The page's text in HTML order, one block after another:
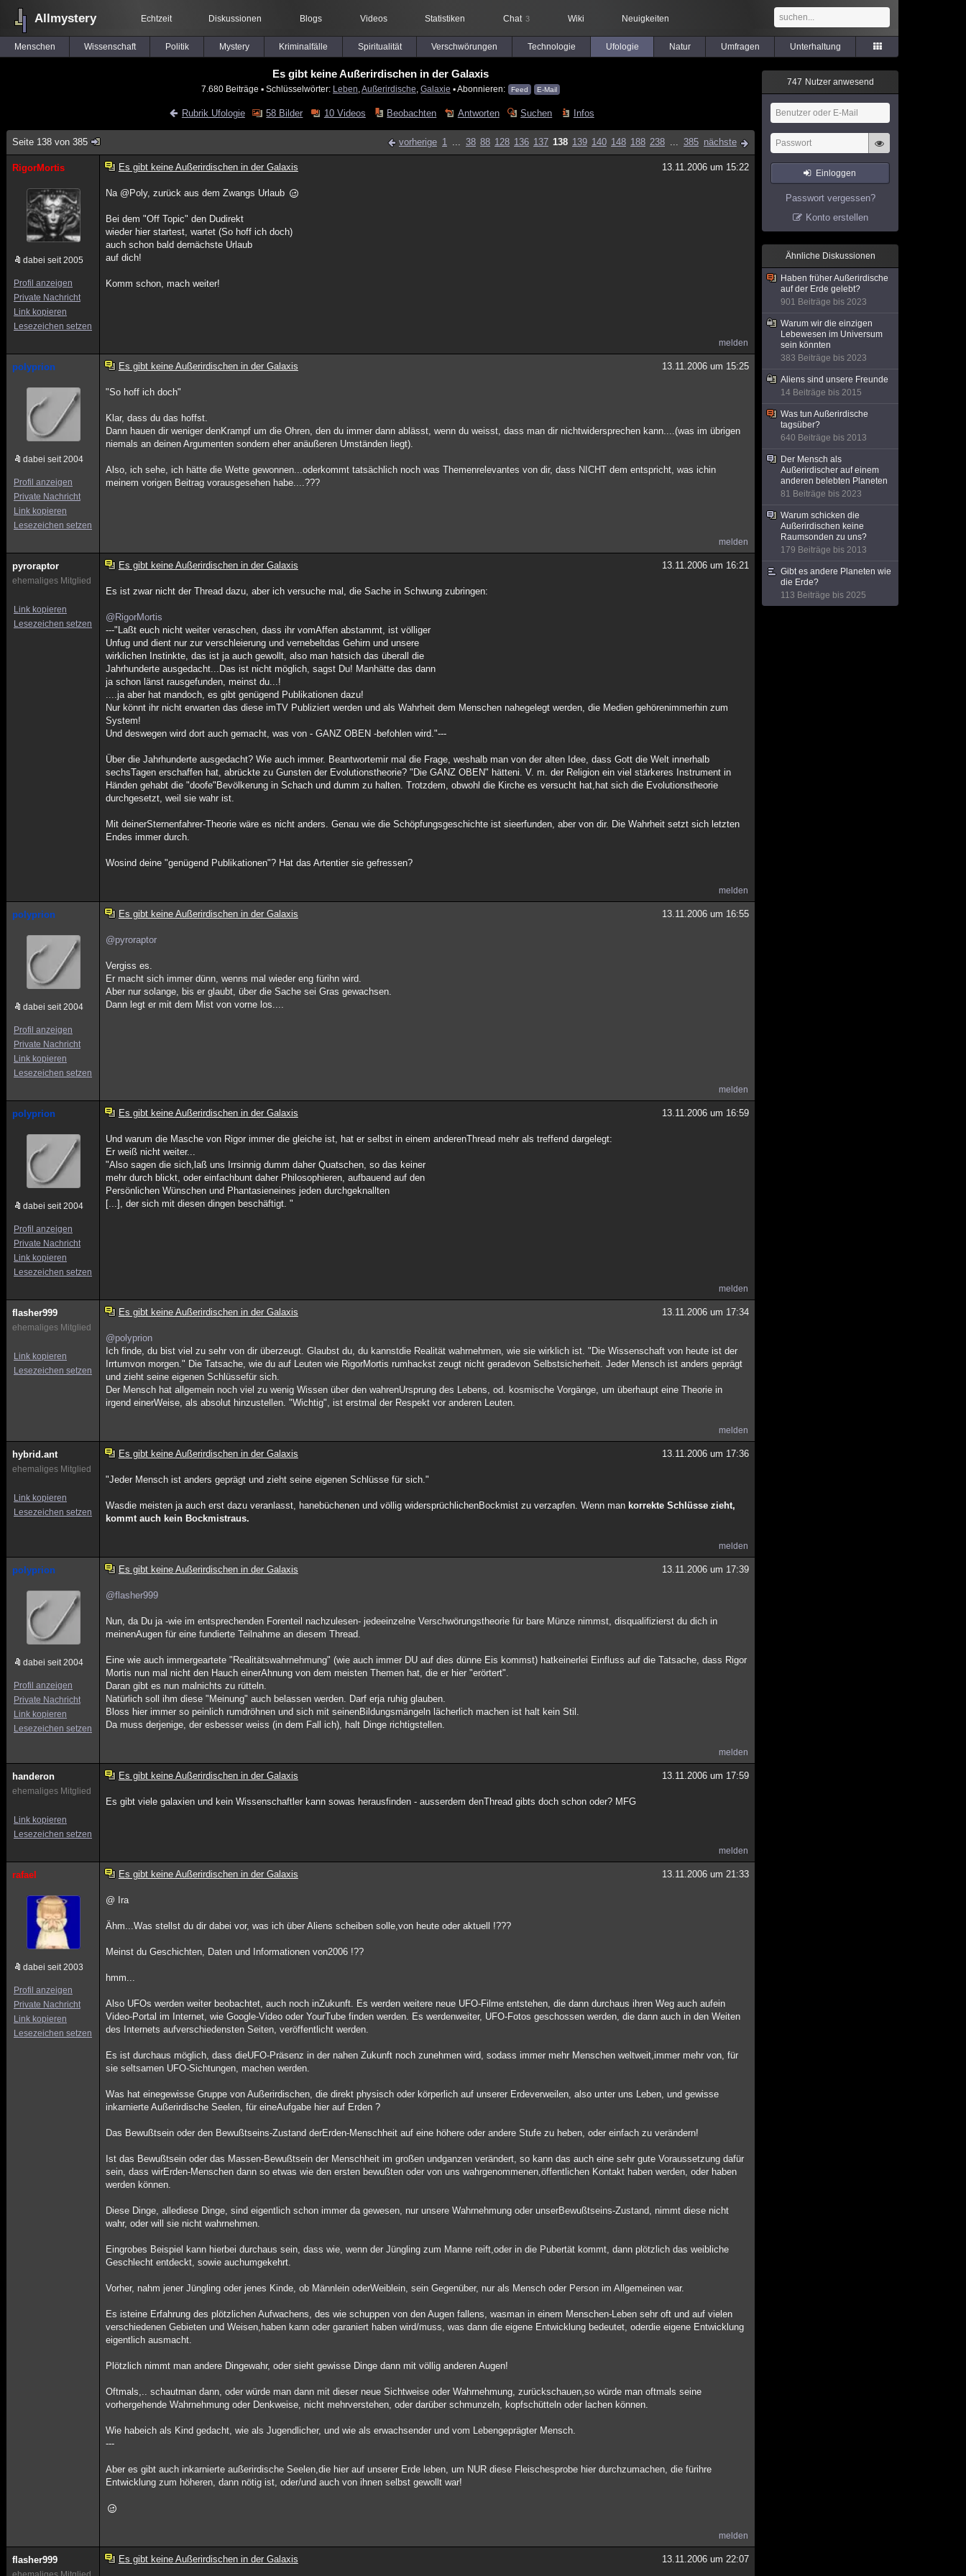
Allmystery Echtzeit Diskussionen Blogs Videos Statistiken Chat 3 Wiki Neuigkeiten
Menschen Wissenschaft Politik Mystery Kriminalfälle Spiritualität Verschwörungen Technologie Ufologie Natur Umfragen Unterhaltung
Es gibt keine Außerirdischen in der Galaxis
7.680 Beiträge ▪ Schlüsselwörter: Leben Außerirdische Galaxie ▪ Abonnieren: Feed E-Mail
Rubrik Ufologie 58 Bilder 10 Videos Beobachten Antworten Suchen Infos
Seite 138 von 385 vorherige 1 ... 38 88 128 136 137 138 139 140 148 188 238 ... 385 nächste
RigorMortis
dabei seit 2005
Profil anzeigen
Private Nachricht
Link kopieren
Lesezeichen setzen
Es gibt keine Außerirdischen in der Galaxis 13.11.2006 um 15:22
Na @Poly, zurück aus dem Zwangs Urlaub
Bei dem "Off Topic" den Dudirekt
wieder hier startest, wartet (So hoff ich doch)
auch schon bald dernächste Urlaub
auf dich!
Komm schon, mach weiter!
melden
polyprion
dabei seit 2004
Profil anzeigen
Private Nachricht
Link kopieren
Lesezeichen setzen
Es gibt keine Außerirdischen in der Galaxis 13.11.2006 um 15:25
"So hoff ich doch"
Klar, dass du das hoffst.
Dann hauen dir weniger denKrampf um die Ohren, den du immer dann ablässt, wenn du weisst, dass man dir nichtwidersprechen kann....(was im übrigen
niemals an deinen Argumenten sondern eher anäußeren Umständen liegt).
Also, ich sehe, ich hätte die Wette gewonnen...oderkommt tatsächlich noch was Themenrelevantes von dir, dass NICHT dem entspricht, was ichin
meinem vorigen Beitrag vorausgesehen habe....???
melden
pyroraptor
ehemaliges Mitglied
Link kopieren
Lesezeichen setzen
Es gibt keine Außerirdischen in der Galaxis 13.11.2006 um 16:21
Es ist zwar nicht der Thread dazu, aber ich versuche mal, die Sache in Schwung zubringen:
@RigorMortis
---"Laßt euch nicht weiter veraschen, dass ihr vomAffen abstammt, ist völliger
Unfug und dient nur zur verschleierung und vernebeltdas Gehirn und unsere
wirklichen Instinkte, das ist ja auch gewollt, also man hatsich das überall die
Jahrhunderte ausgedacht...Das ist nicht möglich, sagst Du! Manhätte das dann
ja schon länst rausgefunden, meinst du...!
....ja aber hat mandoch, es gibt genügend Publikationen dazu!
Nur könnt ihr nicht erwarten das diese imTV Publiziert werden und als Wahrheit dem Menschen nahegelegt werden, die Medien gehörenimmerhin zum
System!
Und deswegen wird dort auch gemacht, was von - GANZ OBEN -befohlen wird."---
Über die Jahrhunderte ausgedacht? Wie auch immer. Beantwortemir mal die Frage, weshalb man von der alten Idee, dass Gott die Welt innerhalb
sechsTagen erschaffen hat, abrückte zu Gunsten der Evolutionstheorie? "Die GANZ OBEN" hätteni. V. m. der Religion ein viel stärkeres Instrument in
Händen gehabt die "doofe"Bevölkerung in Schach und dumm zu halten. Trotzdem, obwohl die Kirche es versucht hat,hat sich die Evolutionstheorie
durchgesetzt, weil sie wahr ist.
Mit deinerSternenfahrer-Theorie wäre es nicht anders. Genau wie die Schöpfungsgeschichte ist sieerfunden, aber von dir. Die Wahrheit setzt sich letzten
Endes immer durch.
Wosind deine "genügend Publikationen"? Hat das Artentier sie gefressen?
melden
polyprion
dabei seit 2004
Profil anzeigen
Private Nachricht
Link kopieren
Lesezeichen setzen
Es gibt keine Außerirdischen in der Galaxis 13.11.2006 um 16:55
@pyroraptor
Vergiss es.
Er macht sich immer dünn, wenns mal wieder eng fürihn wird.
Aber nur solange, bis er glaubt, über die Sache sei Gras gewachsen.
Dann legt er mit dem Mist von vorne los....
melden
polyprion
dabei seit 2004
Profil anzeigen
Private Nachricht
Link kopieren
Lesezeichen setzen
Es gibt keine Außerirdischen in der Galaxis 13.11.2006 um 16:59
Und warum die Masche von Rigor immer die gleiche ist, hat er selbst in einem anderenThread mehr als treffend dargelegt:
Er weiß nicht weiter...
"Also sagen die sich,laß uns Irrsinnig dumm daher Quatschen, so das keiner
mehr durch blickt, oder einfachbunt daher Philosophieren, aufbauend auf den
Persönlichen Wünschen und Phantasieneines jeden durchgeknallten
[...], der sich mit diesen dingen beschäftigt. "
melden
flasher999
ehemaliges Mitglied
Link kopieren
Lesezeichen setzen
Es gibt keine Außerirdischen in der Galaxis 13.11.2006 um 17:34
@polyprion
Ich finde, du bist viel zu sehr von dir überzeugt. Glaubst du, du kannstdie Realität wahrnehmen, wie sie wirklich ist. "Die Wissenschaft von heute ist der
Irrtumvon morgen." Die Tatsache, wie du auf Leuten wie RigorMortis rumhackst zeugt nicht geradevon Selbstsicherheit. Jeder Mensch ist anders geprägt
und zieht seine eigenen Schlüssefür sich.
Der Mensch hat allgemein noch viel zu wenig Wissen über den wahrenUrsprung des Lebens, od. kosmische Vorgänge, um überhaupt eine Theorie in
irgend einerWeise, als absolut hinzustellen. "Wichtig", ist erstmal der Respekt vor anderen Leuten.
melden
hybrid.ant
ehemaliges Mitglied
Link kopieren
Lesezeichen setzen
Es gibt keine Außerirdischen in der Galaxis 13.11.2006 um 17:36
"Jeder Mensch ist anders geprägt und zieht seine eigenen Schlüsse für sich."
Wasdie meisten ja auch erst dazu veranlasst, hanebüchenen und völlig widersprüchlichenBockmist zu verzapfen. Wenn man korrekte Schlüsse zieht,
kommt auch kein Bockmistraus.
melden
polyprion
dabei seit 2004
Profil anzeigen
Private Nachricht
Link kopieren
Lesezeichen setzen
Es gibt keine Außerirdischen in der Galaxis 13.11.2006 um 17:39
@flasher999
Nun, da Du ja -wie im entsprechenden Forenteil nachzulesen- jedeeinzelne Verschwörungstheorie für bare Münze nimmst, disqualifizierst du dich in
meinenAugen für eine fundierte Teilnahme an diesem Thread.
Eine wie auch immergeartete "Realitätswahrnehmung" (wie auch immer DU auf dies dünne Eis kommst) hatkeinerlei Einfluss auf die Tatsache, dass Rigor
Mortis nun mal nicht den Hauch einerAhnung von dem meisten Themen hat, die er hier "erörtert".
Daran gibt es nun malnichts zu rütteln.
Natürlich soll ihm diese "Meinung" auch belassen werden. Darf erja ruhig glauben.
Bloss hier immer so peinlich rumdröhnen und sich mit seinenBildungsmängeln lächerlich machen ist halt kein Stil.
Da muss derjenige, der esbesser weiss (in dem Fall ich), halt Dinge richtigstellen.
melden
handeron
ehemaliges Mitglied
Link kopieren
Lesezeichen setzen
Es gibt keine Außerirdischen in der Galaxis 13.11.2006 um 17:59
Es gibt viele galaxien und kein Wissenschaftler kann sowas herausfinden - ausserdem denThread gibts doch schon oder? MFG
melden
rafael
dabei seit 2003
Profil anzeigen
Private Nachricht
Link kopieren
Lesezeichen setzen
Es gibt keine Außerirdischen in der Galaxis 13.11.2006 um 21:33
@ Ira
Ähm...Was stellst du dir dabei vor, was ich über Aliens scheiben solle,von heute oder aktuell !???
Meinst du Geschichten, Daten und Informationen von2006 !??
hmm...
Also UFOs werden weiter beobachtet, auch noch inZukunft. Es werden weitere neue UFO-Filme entstehen, die dann durchaus ihren Weg auch aufein
Video-Portal im Internet, wie Google-Video oder YourTube finden werden. Es werdenweiter, UFO-Fotos geschossen werden, die dann auch in den Weiten
des Internets aufverschiedensten Seiten, veröffentlicht werden.
Es ist durchaus möglich, dass dieUFO-Präsenz in der nahen Zukunft noch zunehmen wird, sodass immer mehr Menschen weltweit,immer mehr von, für
sie seltsamen UFO-Sichtungen, machen werden.
Was hat einegewisse Gruppe von Außerirdischen, die direkt physisch oder körperlich auf unserer Erdeverweilen, also unter uns Leben, und gewisse
inkarnierte Außerirdische Seelen, für eineAufgabe hier auf Erden ?
Das Bewußtsein oder den Bewußtseins-Zustand derErden-Menschheit auf eine höhere oder andere Stufe zu heben, oder einfach zu verändern!
Ist das Bewußtsein oder das Massen-Bewußtsein der Menschheit im großen undganzen verändert, so kann das auch eine sehr gute Voraussetzung dafür
sein, dass wirErden-Menschen dann so etwas wie den ersten bewußten oder von uns wahrgenommenen,öffentlichen Kontakt haben werden, oder haben
werden können.
Diese Dinge, allediese Dinge, sind eigentlich schon immer da gewesen, nur unsere Wahrnehmung oder unserBewußtseins-Zustand, nimmt diese nicht
wahr, oder will sie nicht wahrnehmen.
Eingrobes Beispiel kann hierbei durchaus sein, dass wie, wenn der Jüngling zum Manne reift,oder in die Pubertät kommt, dann plötzlich das weibliche
Geschlecht entdeckt, sowie auchumgekehrt.
Vorher, nahm jener Jüngling oder jenes Kinde, ob Männlein oderWeiblein, sein Gegenüber, nur als Mensch oder Person im Allgemeinen war.
Es isteine Erfahrung des plötzlichen Aufwachens, des wie schuppen von den Augen fallens, wasman in einem Menschen-Leben sehr oft und auf vielen
verschiedenen Gebieten und Weisen,haben kann oder garaniert haben wird/muss, was dann die eigene Entwicklung bedeutet, oderdie eigene Entwicklung
eigentlich ausmacht.
Plötzlich nimmt man andere Dingewahr, oder sieht gewisse Dinge dann mit völlig anderen Augen!
Oftmals,.. schautman dann, oder würde man dann mit dieser neue Sichtweise oder Wahrnehmung, zurückschauen,so würde man oftmals seine
vorhergehende Wahrnehmung oder Denkweise, nicht mehrverstehen, oder darüber schmunzeln, kopfschütteln oder lachen können.
Wie habeich als Kind gedacht, wie als Jugendlicher, und wie als erwachsender und vom Lebengeprägter Mensch.
---
Aber es gibt auch inkarnierte außerirdische Seelen,die hier auf unserer Erde leben, um NUR diese Fleischesprobe hier durchzumachen, die fürihre
Entwicklung zum höheren, dann nötig ist, oder/und auch von ihnen selbst gewollt war!
melden
flasher999 Es gibt keine Außerirdischen in der Galaxis 13.11.2006 um 22:07
747 Nutzer anwesend
Einloggen
Passwort vergessen?
Konto erstellen
Ähnliche Diskussionen
Haben früher Außerirdische
auf der Erde gelebt?
901 Beiträge bis 2023
Warum wir die einzigen
Lebewesen im Universum
sein könnten
383 Beiträge bis 2023
Aliens sind unsere Freunde
14 Beiträge bis 2015
Was tun Außerirdische
tagsüber?
640 Beiträge bis 2013
Der Mensch als
Außerirdischer auf einem
anderen belebten Planeten
81 Beiträge bis 2023
Warum schicken die
Außerirdischen keine
Raumsonden zu uns?
179 Beiträge bis 2013
Gibt es andere Planeten wie
die Erde?
113 Beiträge bis 2025